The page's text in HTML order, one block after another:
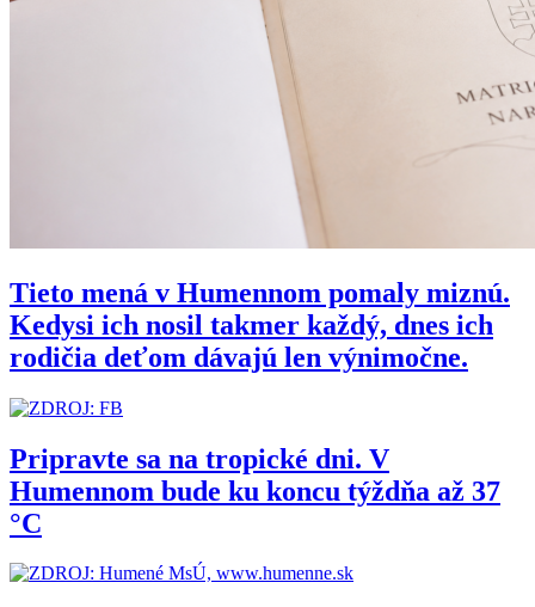
Tieto mená v Humennom pomaly miznú.
Kedysi ich nosil takmer každý, dnes ich
rodičia deťom dávajú len výnimočne.
Pripravte sa na tropické dni. V
Humennom bude ku koncu týždňa až 37
°C